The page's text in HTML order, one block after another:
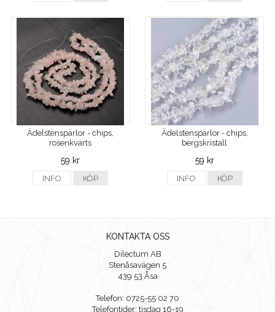
Ädelstenspärlor - chips,
rosenkvarts
59 kr
INFO KÖP
Ädelstenspärlor - chips,
bergskristall
59 kr
INFO KÖP
KONTAKTA OSS
Dilectum AB
Stenåsavägen 5
439 53 Åsa
Telefon: 0725-55 02 70
Telefontider: tisdag 16-19